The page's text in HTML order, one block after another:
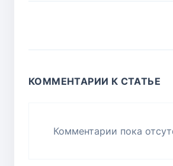
КОММЕНТАРИИ К СТАТЬЕ
Комментарии пока